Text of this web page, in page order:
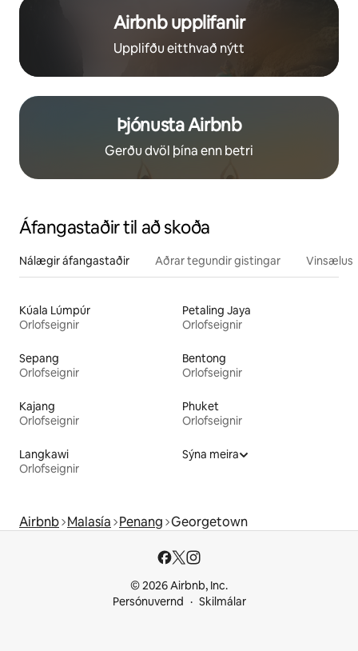
Airbnb upplifanir
Upplifðu eitthvað nýtt
Þjónusta Airbnb
Gerðu dvöl þína enn betri
Áfangastaðir til að skoða
Nálægir áfangastaðir Aðrar tegundir gistingar
Kúala Lúmpúr
Orlofseignir
Petaling Jaya
Orlofseignir
Sepang
Orlofseignir
Bentong
Orlofseignir
Kajang
Orlofseignir
Phuket
Orlofseignir
Langkawi
Orlofseignir
Sýna meira
Airbnb Malasía Penang Georgetown
© 2026 Airbnb, Inc.
Persónuvernd
Skilmálar